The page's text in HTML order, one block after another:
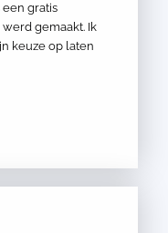
gratis
gemaakt. Ik
keuze op laten